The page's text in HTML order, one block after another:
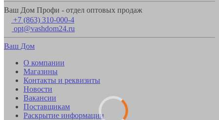
Ваш Дом Профи - отдел оптовых продаж
+7 (863) 310-000-4
opt@vashdom24.ru
Ваш Дом
О компании
Магазины
Контакты и реквизиты
Новости
Вакансии
Поставщикам
Раскрытие информации